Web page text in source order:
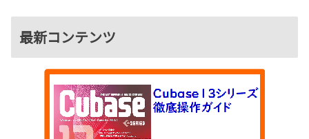
最新コンテンツ